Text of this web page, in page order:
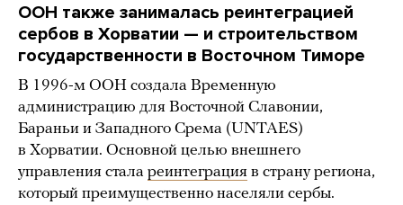
ООН также занималась реинтеграцией
сербов в Хорватии — и строительством
государственности в Восточном Тиморе
В 1996-м ООН создала Временную
администрацию для Восточной Славонии,
Бараньи и Западного Срема (UNTAES)
в Хорватии. Основной целью внешнего
управления стала реинтеграция в страну региона,
который преимущественно населяли сербы.